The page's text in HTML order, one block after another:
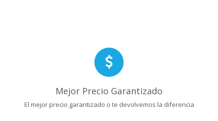
Mejor Precio Garantizado
El mejor precio garantizado o te devolvemos la diferencia